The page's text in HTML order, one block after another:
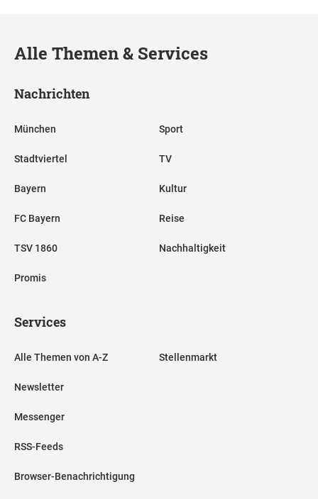
Alle Themen & Services
Nachrichten
München
Stadtviertel
Bayern
FC Bayern
TSV 1860
Promis
Sport
TV
Kultur
Reise
Nachhaltigkeit
Services
Alle Themen von A-Z
Newsletter
Messenger
RSS-Feeds
Browser-Benachrichtigung
Stellenmarkt